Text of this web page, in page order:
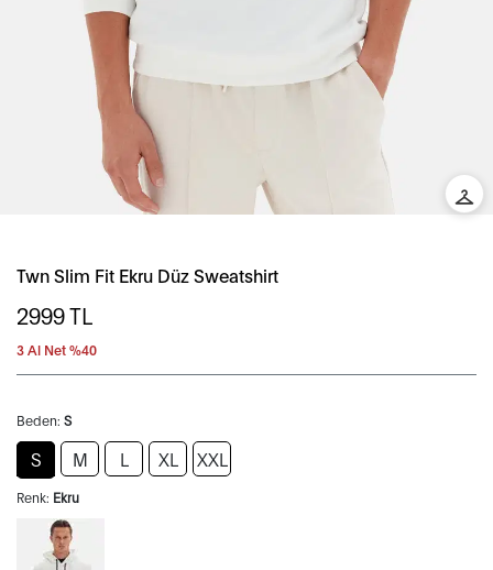
Twn Slim Fit Ekru Düz Sweatshirt
2999TL
3 Al Net %40
Beden: S
S M L XL XXL
Renk: Ekru